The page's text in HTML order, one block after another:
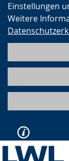
Einstellungen
Weitere